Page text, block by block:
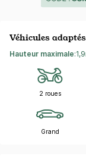
Véhicules adaptés
Hauteur maximale:
2 roues
Grand